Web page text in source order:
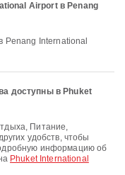
Airport в Penang
доступны в Phuket
удобств, чтобы
информацию об
Phuket International